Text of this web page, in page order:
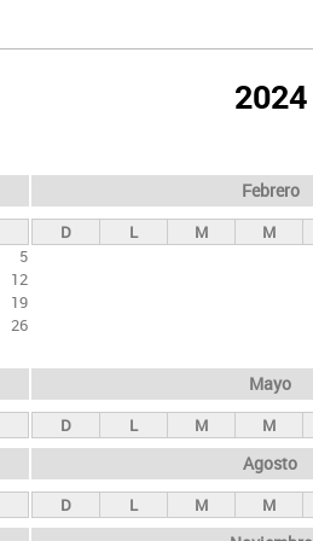
2024
5
12
19
26
Febrero
D L M M
Mayo
D L M M
Agosto
D L M M